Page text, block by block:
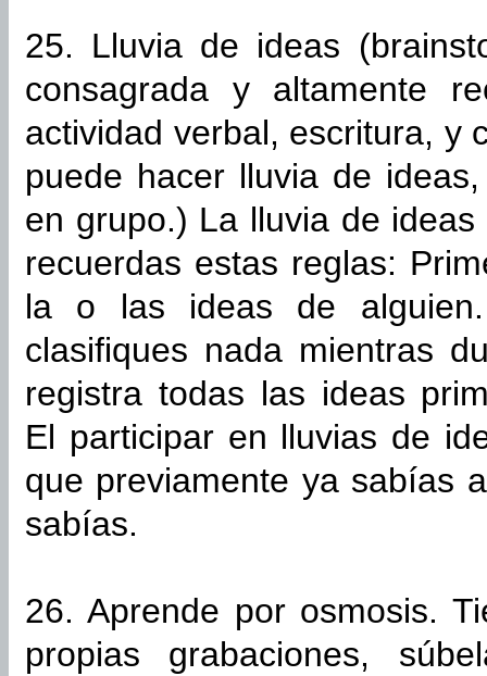
25. Lluvia de ideas
consagrada y altamente
actividad verbal, escritura, y
puede hacer lluvia de
en grupo.) La lluvia de
recuerdas estas reglas:
la o las ideas de alguien.
clasifiques nada mientras
registra todas las ideas
El participar en lluvias de
que previamente ya sabías
sabías.
26. Aprende por osmosis.
propias grabaciones,